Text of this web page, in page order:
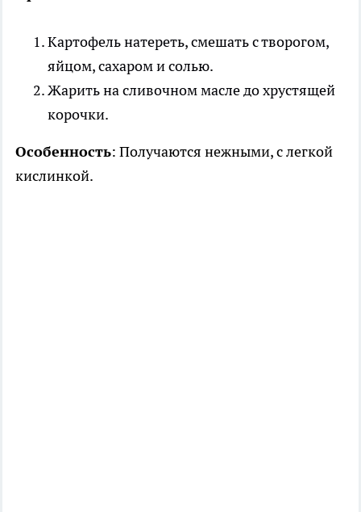
Картофель натереть, смешать с творогом,
яйцом, сахаром и солью.
Жарить на сливочном масле до хрустящей
корочки.
Особенность: Получаются нежными, с легкой
кислинкой.